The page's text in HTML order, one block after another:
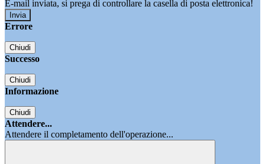
E-mail inviata, si prega di controllare la casella di posta elettronica!
Errore
Chiudi
Successo
Chiudi
Informazione
Chiudi
Attendere...
Attendere il completamento dell'operazione...